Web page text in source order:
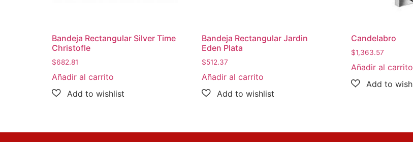
Bandeja Rectangular Silver Time
Christofle
$682.81
Añadir al carrito
Bandeja Rectangular Jardin
Eden Plata
$512.37
Añadir al carrito
Candelabro
$1,363.57
Añadir al carrito